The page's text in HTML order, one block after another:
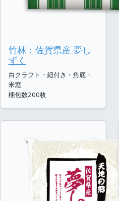
竹林：佐賀県産 夢し
ずく
白クラフト・紐付き・角底・
米窓
梱包数200枚